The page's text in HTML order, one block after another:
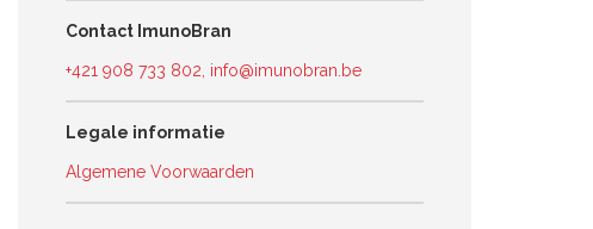
Contact ImunoBran
+421 908 733 802 info@imunobran.be
Legale informatie
Algemene Voorwaarden